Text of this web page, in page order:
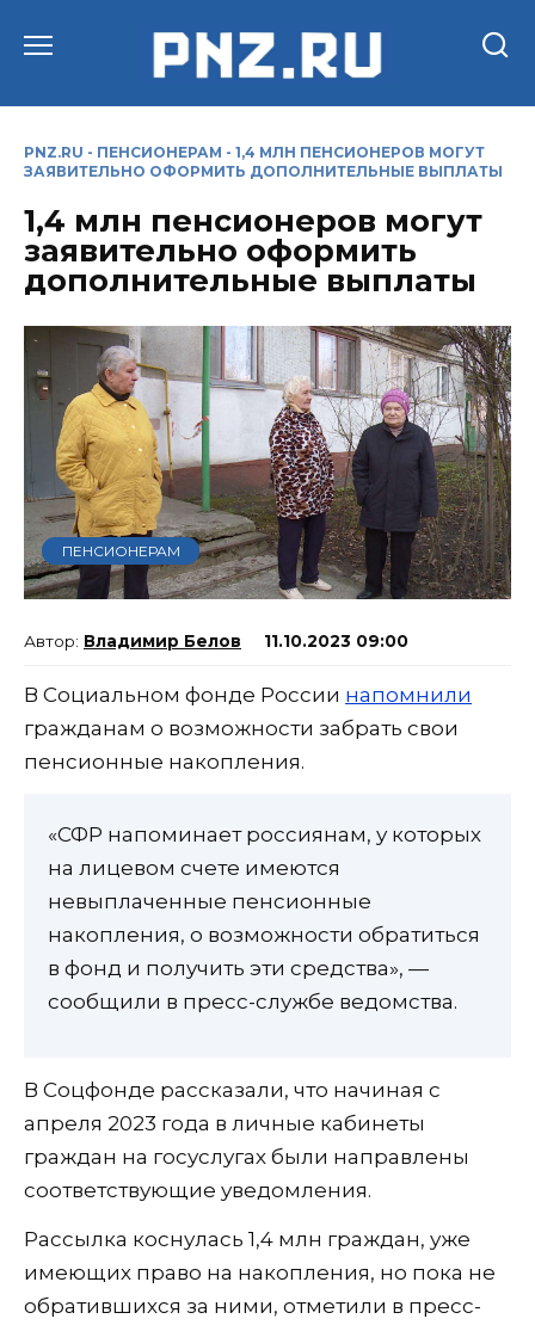
PNZ.RU - ПЕНСИОНЕРАМ - 1,4 МЛН ПЕНСИОНЕРОВ МОГУТ
ЗАЯВИТЕЛЬНО ОФОРМИТЬ ДОПОЛНИТЕЛЬНЫЕ ВЫПЛАТЫ
1,4 млн пенсионеров могут
заявительно оформить
дополнительные выплаты
ПЕНСИОНЕРАМ
Владимир Белов 11.10.2023 09:00
В Социальном фонде России напомнили
гражданам о возможности забрать свои
пенсионные накопления.
«СФР напоминает россиянам, у которых
на лицевом счете имеются
невыплаченные пенсионные
накопления, о возможности обратиться
в фонд и получить эти средства», —
сообщили в пресс-службе ведомства.
В Соцфонде рассказали, что начиная с
апреля 2023 года в личные кабинеты
граждан на госуслугах были направлены
соответствующие уведомления.
Рассылка коснулась 1,4 млн граждан, уже
имеющих право на накопления, но пока не
обратившихся за ними, отметили в пресс-